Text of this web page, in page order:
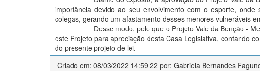
importância devido ao seu envolvimento com o esporte,
colegas, gerando um afastamento desses menores vulneráveis
Desse modo, pelo que o Projeto Vale da Benção -
este Projeto para apreciação desta Casa Legislativa, contando
do presente projeto de lei.
Criado em: 08/03/2022 14:59:22 por: Gabriela Bernandes